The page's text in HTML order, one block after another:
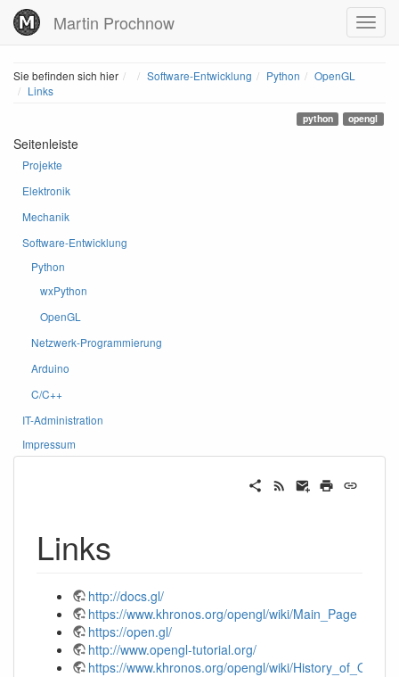
Martin Prochnow
Sie befinden sich hier Home
Software-Entwicklung Python
OpenGL
Links
python opengl
Seitenleiste
Projekte
Elektronik
Mechanik
Software-Entwicklung
Python
wxPython
OpenGL
Netzwerk-Programmierung
Arduino
C/C++
IT-Administration
Impressum
Links
http://docs.gl/
https://www.khronos.org/opengl/wiki/Main_Page
https://open.gl/
http://www.opengl-tutorial.org/
https://www.khronos.org/opengl/wiki/